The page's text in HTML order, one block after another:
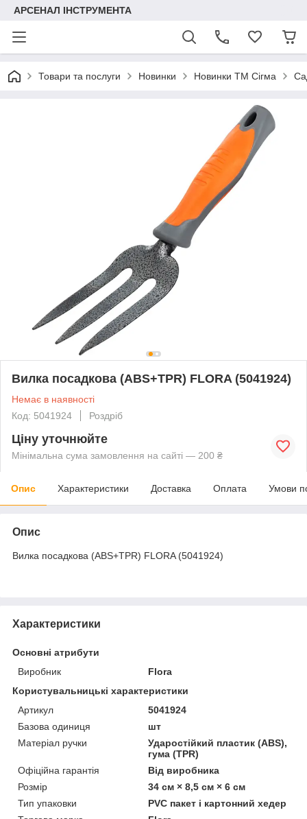
АРСЕНАЛ ІНСТРУМЕНТА
Товари та послуги Новинки Новинки ТМ Сігма
Вилка посадкова (ABS+TPR) FLORA (5041924)
Немає в наявності
Код: 5041924
Роздріб
Ціну уточнюйте
Мінімальна сума замовлення на сайті — 200 ₴
Опис Характеристики Доставка Оплата Умови
Опис
Вилка посадкова (ABS+TPR) FLORA (5041924)
Характеристики
Основні атрибути
Виробник
Flora
Користувальницькі характеристики
Артикул
5041924
Базова одиниця
шт
Матеріал ручки
Ударостійкий пластик (ABS),
гума (TPR)
Офіційна гарантія
Від виробника
Розмір
34 см × 8,5 см × 6 см
Тип упаковки
PVC пакет і картонний хедер